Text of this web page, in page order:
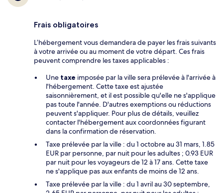
Frais obligatoires
L’hébergement vous demandera de payer les frais suivants
à votre arrivée ou au moment de votre départ. Ces frais
peuvent comprendre les taxes applicables :
Une taxe imposée par la ville sera prélevée à l'arrivée à
l'hébergement. Cette taxe est ajustée
saisonnièrement, et il est possible qu'elle ne s'applique
pas toute l'année. D'autres exemptions ou réductions
peuvent s'appliquer. Pour plus de détails, veuillez
contacter l'hébergement aux coordonnées figurant
dans la confirmation de réservation.
Taxe prélevée par la ville : du 1 octobre au 31 mars, 1.85
EUR par personne, par nuit pour les adultes ; 0.93 EUR
par nuit pour les voyageurs de 12 à 17 ans. Cette taxe
ne s'applique pas aux enfants de moins de 12 ans.
Taxe prélevée par la ville : du 1 avril au 30 septembre,